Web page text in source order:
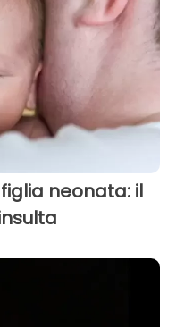
neonata: il